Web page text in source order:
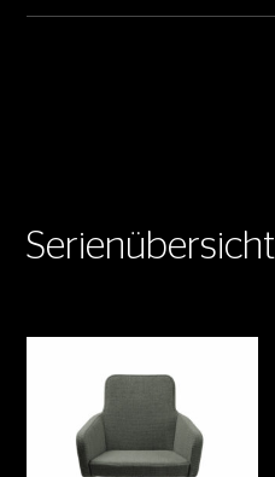
Serienübersicht